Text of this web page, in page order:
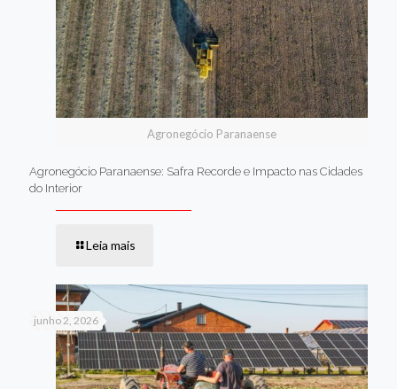
Agronegócio Paranaense
Agronegócio Paranaense: Safra Recorde e Impacto nas Cidades
do Interior
Leia mais
junho 2, 2026